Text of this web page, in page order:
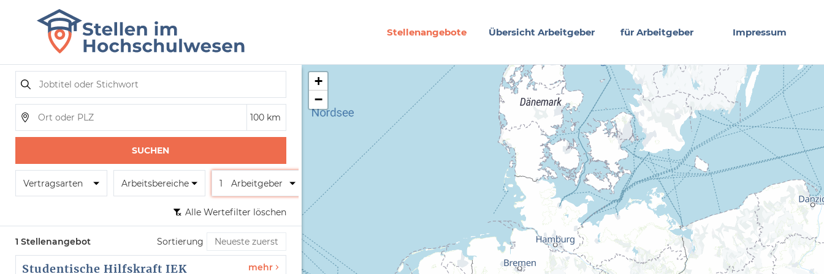
Stellenangebote Übersicht Arbeitgeber für Arbeitgeber Impressum
SUCHEN
Vertragsarten Arbeitsbereiche 1 Arbeitgeber
Alle Wertefilter löschen
1 Stellenangebot Sortierung
Studentische Hilfskraft IEK mehr
+
−